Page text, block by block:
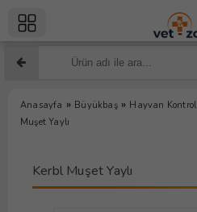
Anasayfa » Büyükbaş » Hayvan
Muşet Yaylı
Kerbl Muşet Yaylı